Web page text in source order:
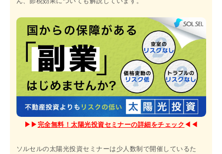
▶︎▶︎ 完全無料！太陽光投資セミナーの詳細をチェック ◀︎◀︎
ソルセルの太陽光投資セミナーは少人数制で開催しているた